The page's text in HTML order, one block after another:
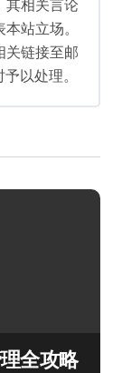
其相关言论
站立场。
关链接至邮
以处理。
全攻略